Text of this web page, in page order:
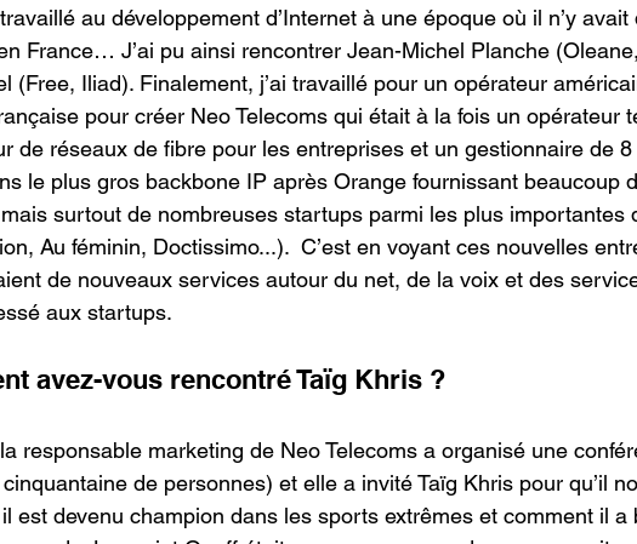
au développement d’Internet à une époque où il n’y
France… J’ai pu ainsi rencontrer Jean-Michel Planche
(Free, Iliad). Finalement, j’ai travaillé pour un opérateur
pour créer Neo Telecoms qui était à la fois un opérateur
de réseaux de fibre pour les entreprises et un gestionnaire de
le plus gros backbone IP après Orange fournissant beaucoup
surtout de nombreuses startups parmi les plus importantes
Au féminin, Doctissimo...).  C’est en voyant ces nouvelles
de nouveaux services autour du net, de la voix et des
aux startups.
avez-vous rencontré Taïg Khris ?
responsable marketing de Neo Telecoms a organisé une
de personnes) et elle a invité Taïg Khris pour qu’il
est devenu champion dans les sports extrêmes et comment il a